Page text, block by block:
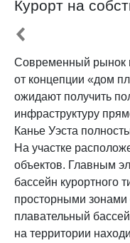
Курорт на
Современный рынок
от концепции «дом
ожидают получить
инфраструктуру
Канье Уэста
На участке
объектов. Главным
бассейн курортного
просторными зонами
плавательный
на территории